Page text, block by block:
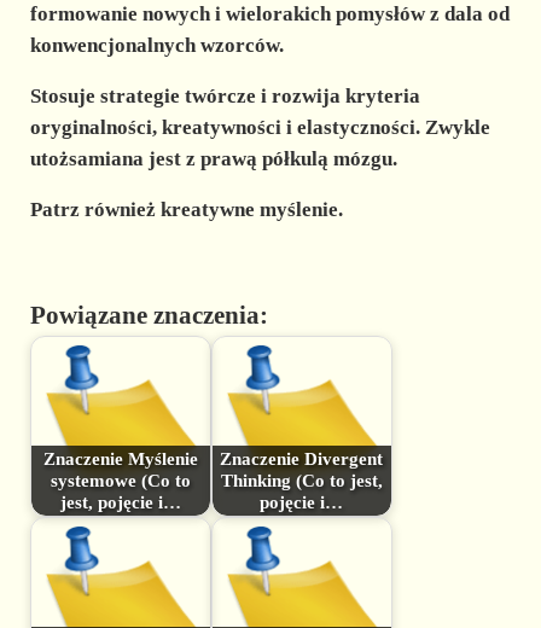
formowanie nowych i wielorakich pomysłów z dala od
konwencjonalnych wzorców.
Stosuje strategie twórcze i rozwija kryteria
oryginalności, kreatywności i elastyczności. Zwykle
utożsamiana jest z prawą półkulą mózgu.
Patrz również kreatywne myślenie.
Powiązane znaczenia:
Znaczenie Myślenie
systemowe (Co to
jest, pojęcie i…
Znaczenie Divergent
Thinking (Co to jest,
pojęcie i…